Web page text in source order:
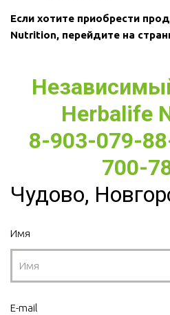
Если хотите приобрести
Nutrition, перейдите на
Herbalife
8-903-079-
700-
Чудово,
Имя
E-mail